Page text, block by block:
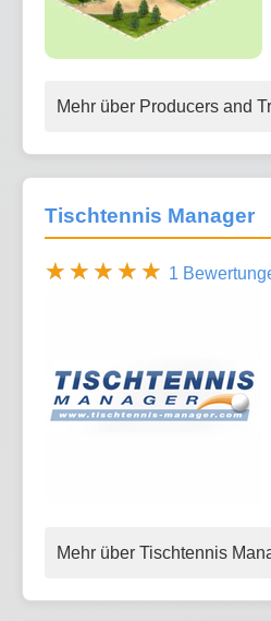
Mehr über Producers and
Tischtennis Manager
1
Mehr über Tischtennis